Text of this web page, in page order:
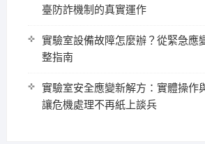
臺防詐機制的真實運作
實驗室設備故障怎麼辦？從緊急應
整指南
實驗室安全應變新解方：實體操作
讓危機處理不再紙上談兵